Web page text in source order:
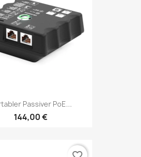
Passiver PoE...
144,00 €